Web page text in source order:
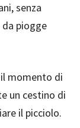
senza
da piogge
momento di
un cestino di
il picciolo.